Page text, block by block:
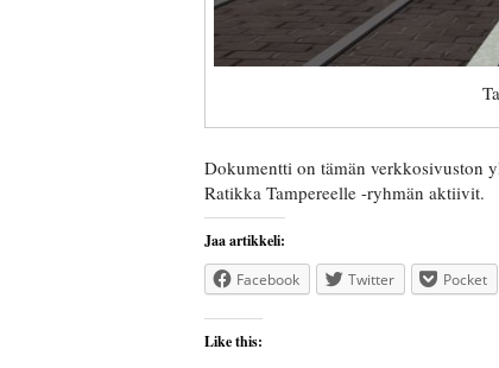
Dokumentti on tämän verkkosivuston
Ratikka Tampereelle -ryhmän aktiivit.
Jaa artikkeli:
Facebook
Twitter Pocket
Like this: